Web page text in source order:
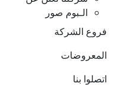
الـبوم صور
الشركة
بنا